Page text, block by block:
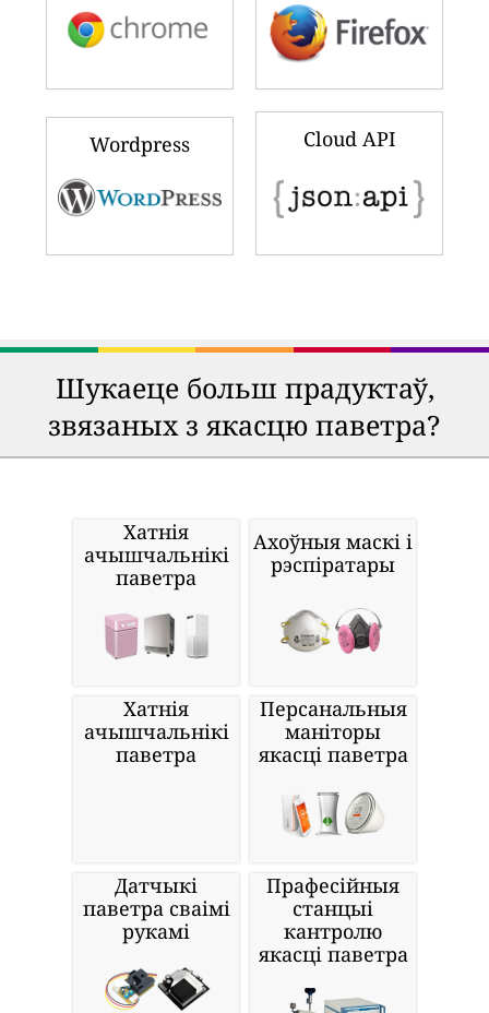
Wordpress Cloud API
Шукаеце больш прадуктаў,
звязаных з якасцю паветра?
Хатнія
ачышчальнікі
паветра
Ахоўныя маскі і
рэспіратары
Хатнія
ачышчальнікі
паветра
Персанальныя
маніторы
якасці паветра
Датчыкі
паветра сваімі
рукамі
Прафесійныя
станцыі
кантролю
якасці паветра